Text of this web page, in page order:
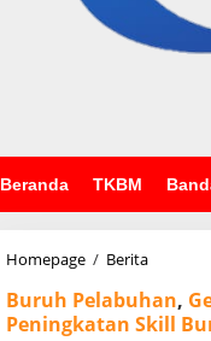
Beranda TKBM
Homepage / Berita
R
i
Buruh Pelabuhan,
Peningkatan Skill